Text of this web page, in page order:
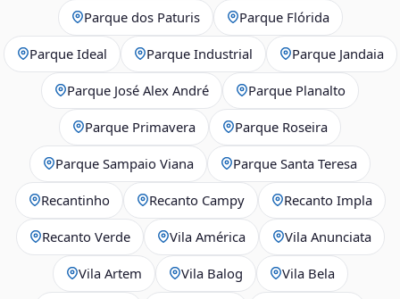
Parque dos Paturis Parque Flórida
Parque Ideal Parque Industrial Parque Jandaia
Parque José Alex André Parque Planalto
Parque Primavera Parque Roseira
Parque Sampaio Viana Parque Santa Teresa
Recantinho Recanto Campy Recanto Impla
Recanto Verde Vila América Vila Anunciata
Vila Artem Vila Balog Vila Bela